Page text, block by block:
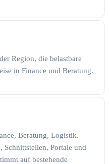
Region, die belastbare
in Finance und Beratung.
Beratung, Logistik.
Schnittstellen, Portale und
auf bestehende